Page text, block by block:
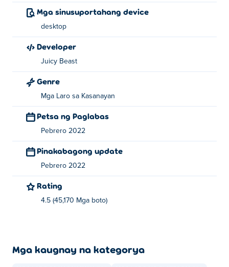
Mga sinusuportahang device
desktop
Developer
Juicy Beast
Genre
Mga Laro sa Kasanayan
Petsa ng Paglabas
Pebrero 2022
Pinakabagong update
Pebrero 2022
Rating
4.5 (45,170 Mga boto)
Mga kaugnay na kategorya